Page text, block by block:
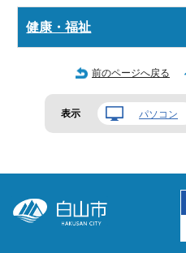
健康・福祉
前のページへ戻る
表示 パソコン